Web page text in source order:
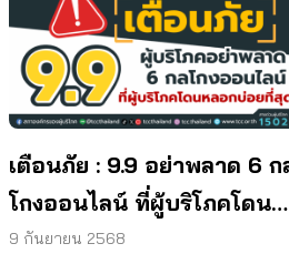
เตือนภัย : 9.9 อย่าพลาด 6 ก
โกงออนไลน์ ที่ผู้บริโภคโดน
หลอกบ่อยที่สุด
9 กันยายน 2568